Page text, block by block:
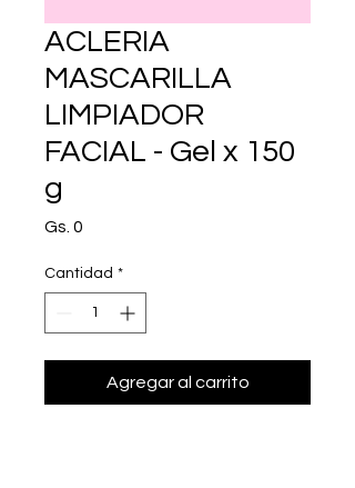
ACLERIA
MASCARILLA
LIMPIADOR
FACIAL - Gel x 150
g
Gs. 0
Cantidad *
Agregar al carrito